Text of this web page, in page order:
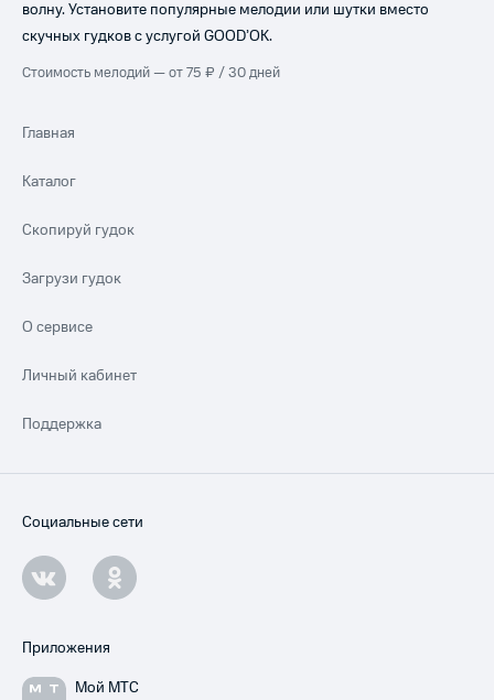
волну. Установите популярные мелодии или шутки вместо
скучных гудков с услугой GOOD’OK.
Стоимость мелодий — от 75 ₽ / 30 дней
Главная
Каталог
Скопируй гудок
Загрузи гудок
О сервисе
Личный кабинет
Поддержка
Социальные сети
Приложения
Мой МТС